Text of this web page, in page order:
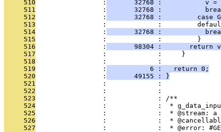
     510
                 :
32768 :           v =
     511
                 :
32768 :
     512
                 :
32768 :         case
     513
:             :
     514
                 :
32768 :
     515
                 :             :         }
     516
                 :
98304 :       return
     517
                 :             :     }
     518
                 :             :
     519
                 :
           6 :   return 0;
     520
                 :
       49155 : }
     521
                 :             :
     522
                 :             :
     523
                 :             : /**
     524
:             :  *
     525
:             :  * @stream: a
     526
:             :  *
     527
:             :  * @error: